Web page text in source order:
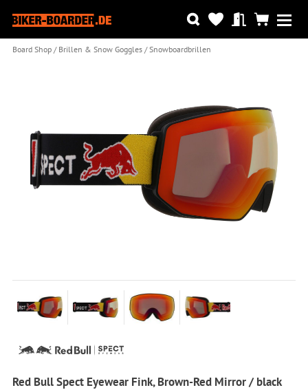
Board Shop Brillen & Snow Goggles Snowboardbrillen
Red Bull Spect Eyewear Fink, Brown-Red Mirror / black